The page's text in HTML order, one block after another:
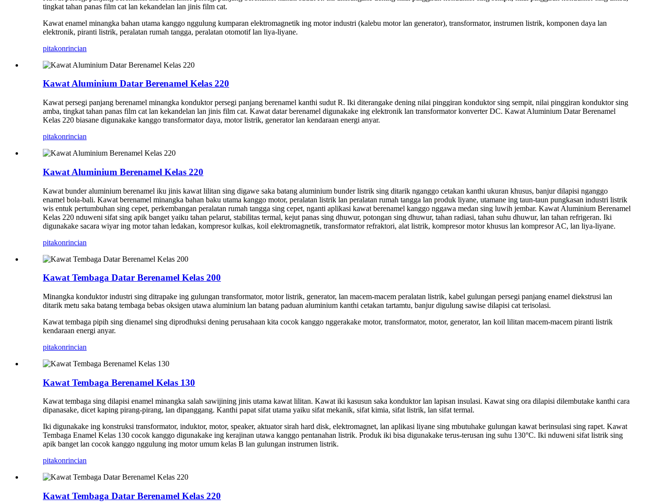
tingkat tahan panas film cat lan kekandelan lan jinis film cat.
Kawat enamel minangka bahan utama kanggo nggulung kumparan elektromagnetik ing motor industri (kalebu motor lan generator), transformator, instrumen listrik, komponen daya lan
elektronik, piranti listrik, peralatan rumah tangga, peralatan otomotif lan liya-liyane.
pitakonrincian
Kawat Aluminium Datar Berenamel Kelas 220
Kawat persegi panjang berenamel minangka konduktor persegi panjang berenamel kanthi sudut R. Iki diterangake dening nilai pinggiran konduktor sing sempit, nilai pinggiran konduktor sing
amba, tingkat tahan panas film cat lan kekandelan lan jinis film cat. Kawat datar berenamel digunakake ing elektronik lan transformator konverter DC. Kawat Aluminium Datar Berenamel
Kelas 220 biasane digunakake kanggo transformator daya, motor listrik, generator lan kendaraan energi anyar.
pitakonrincian
Kawat Aluminium Berenamel Kelas 220
Kawat bunder aluminium berenamel iku jinis kawat lilitan sing digawe saka batang aluminium bunder listrik sing ditarik nganggo cetakan kanthi ukuran khusus, banjur dilapisi nganggo
enamel bola-bali. Kawat berenamel minangka bahan baku utama kanggo motor, peralatan listrik lan peralatan rumah tangga lan produk liyane, utamane ing taun-taun pungkasan industri listrik
wis entuk pertumbuhan sing cepet, perkembangan peralatan rumah tangga sing cepet, nganti aplikasi kawat berenamel kanggo nggawa medan sing luwih jembar. Kawat Aluminium Berenamel
Kelas 220 nduweni sifat sing apik banget yaiku tahan pelarut, stabilitas termal, kejut panas sing dhuwur, potongan sing dhuwur, tahan radiasi, tahan suhu dhuwur, lan tahan refrigeran. Iki
digunakake sacara wiyar ing motor tahan ledakan, kompresor kulkas, koil elektromagnetik, transformator refraktori, alat listrik, kompresor motor khusus lan kompresor AC, lan liya-liyane.
pitakonrincian
Kawat Tembaga Datar Berenamel Kelas 200
Minangka konduktor industri sing ditrapake ing gulungan transformator, motor listrik, generator, lan macem-macem peralatan listrik, kabel gulungan persegi panjang enamel diekstrusi lan
ditarik metu saka batang tembaga bebas oksigen utawa aluminium lan batang paduan aluminium kanthi cetakan tartamtu, banjur digulung sawise dilapisi cat terisolasi.
Kawat tembaga pipih sing dienamel sing diprodhuksi dening perusahaan kita cocok kanggo nggerakake motor, transformator, motor, generator, lan koil lilitan macem-macem piranti listrik
kendaraan energi anyar.
pitakonrincian
Kawat Tembaga Berenamel Kelas 130
Kawat tembaga sing dilapisi enamel minangka salah sawijining jinis utama kawat lilitan. Kawat iki kasusun saka konduktor lan lapisan insulasi. Kawat sing ora dilapisi dilembutake kanthi cara
dipanasake, dicet kaping pirang-pirang, lan dipanggang. Kanthi papat sifat utama yaiku sifat mekanik, sifat kimia, sifat listrik, lan sifat termal.
Iki digunakake ing konstruksi transformator, induktor, motor, speaker, aktuator sirah hard disk, elektromagnet, lan aplikasi liyane sing mbutuhake gulungan kawat berinsulasi sing rapet. Kawat
Tembaga Enamel Kelas 130 cocok kanggo digunakake ing kerajinan utawa kanggo pentanahan listrik. Produk iki bisa digunakake terus-terusan ing suhu 130°C. Iki nduweni sifat listrik sing
apik banget lan cocok kanggo nggulung ing motor umum kelas B lan gulungan instrumen listrik.
pitakonrincian
Kawat Tembaga Datar Berenamel Kelas 220